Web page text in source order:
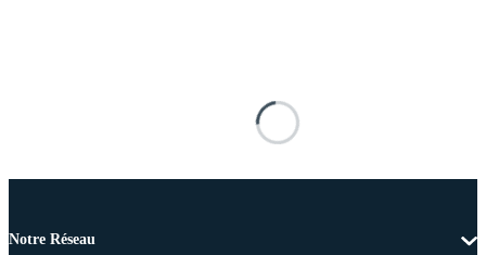
Notre Réseau